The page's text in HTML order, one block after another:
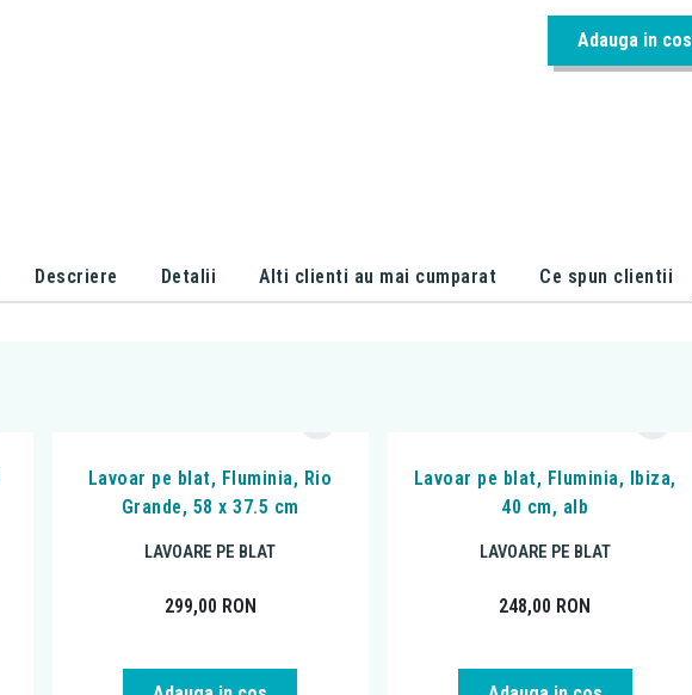
Adauga in cos
Descriere Detalii Alti clienti au mai cumparat Ce spun clientii
Lavoar pe blat, Fluminia, Rio
Grande, 58 x 37.5 cm
LAVOARE PE BLAT
299,00 RON
Lavoar pe blat, Fluminia, Ibiza,
40 cm, alb
LAVOARE PE BLAT
248,00 RON